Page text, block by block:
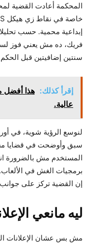
المحكمة أعادت القضية
إبداعية محمية. حسب
فريك، ده مش يعني فوز
سنتين إضافيتين قبل الحكم
إقرأ كذلك: هذا أفضل
عالية.
سبق وأوضحت في قضايا
المستخدم مش بالضرورة
برمجيات الغش في
إن القضية تركز على
ليه مانعي
مش بس عشان الإعلانات